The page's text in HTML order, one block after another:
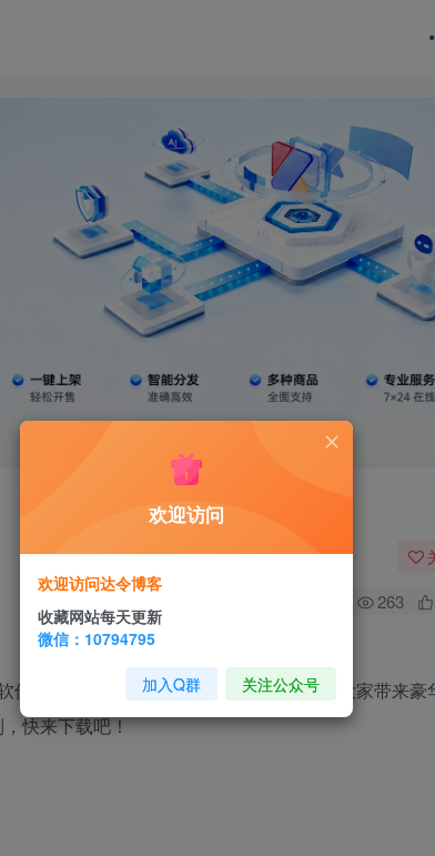
263
中包含了近2000万首正版音乐，今天为大家带来豪
快来下载吧！
欢迎访问
欢迎访问达令博客
收藏网站每天更新
微信：10794795
加入Q群 关注公众号